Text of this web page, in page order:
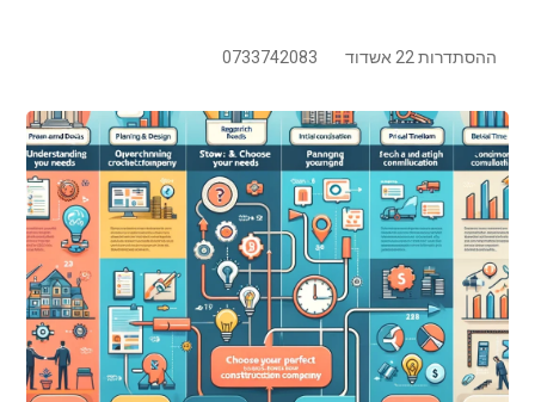
ההסתדרות 22 אשדוד 0733742083